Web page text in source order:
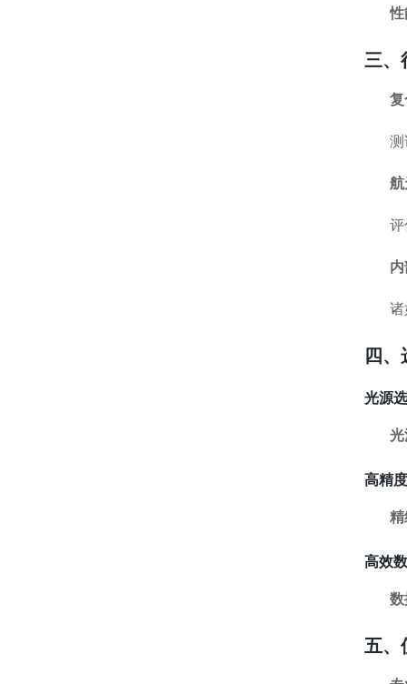
性
三、
复
测
航
评
诸
四
光源
光
高精
精
高效
数
五、